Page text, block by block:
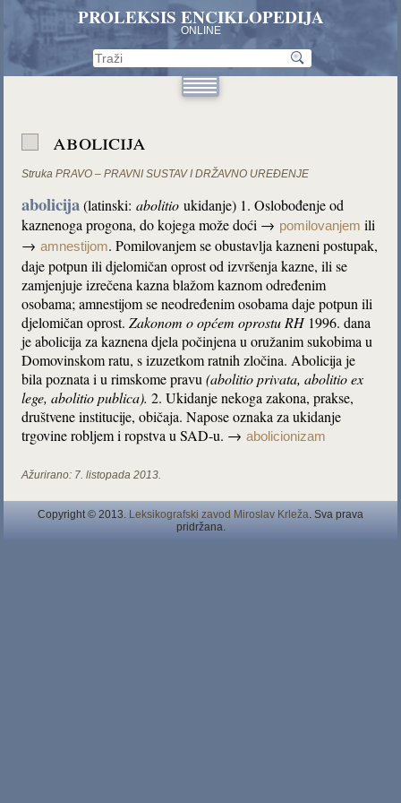
PROLEKSIS ENCIKLOPEDIJA
ONLINE
abolicija
Struka PRAVO – PRAVNI SUSTAV I DRŽAVNO UREĐENJE
abolicija(latinski:abolitio ukidanje) 1. Oslobođenje od
kaznenoga progona, do kojega može doći → pomilovanjem ili
→amnestijom. Pomilovanjem se obustavlja kazneni postupak,
daje potpun ili djelomičan oprost od izvršenja kazne, ili se
zamjenjuje izrečena kazna blažom kaznom određenim
osobama; amnestijom se neodređenim osobama daje potpun ili
djelomičan oprost.Zakonom o općem oprostu RH 1996. dana
je abolicija za kaznena djela počinjena u oružanim sukobima u
Domovinskom ratu, s izuzetkom ratnih zločina. Abolicija je
bila poznata i u rimskome pravu(abolitio privata, abolitio ex
lege, abolitio publica). 2. Ukidanje nekoga zakona, prakse,
društvene institucije, običaja. Napose oznaka za ukidanje
trgovine robljem i ropstva u SAD-u. →abolicionizam
Ažurirano: 7. listopada 2013.
Copyright © 2013. Leksikografski zavod Miroslav Krleža. Sva prava
pridržana.